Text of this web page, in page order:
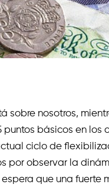
sobre nosotros,
puntos básicos en los
ciclo de
por observar la
que una fuerte